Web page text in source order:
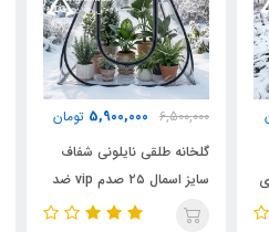
6,500,000
5,900,000 تومان
گلخانه طلقی نایلونی شفاف
سایز اسمال ۲۵ صدم vip ضد
آب چادری فنری بدون کف